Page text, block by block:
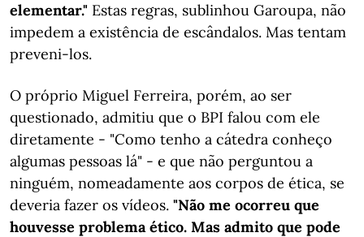
elementar." Estas regras, sublinhou Garoupa, não
impedem a existência de escândalos. Mas tentam
preveni-los.
O próprio Miguel Ferreira, porém, ao ser
questionado, admitiu que o BPI falou com ele
diretamente - "Como tenho a cátedra conheço
algumas pessoas lá" - e que não perguntou a
ninguém, nomeadamente aos corpos de ética, se
deveria fazer os vídeos. "Não me ocorreu que
houvesse problema ético. Mas admito que pode